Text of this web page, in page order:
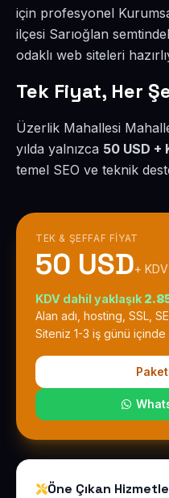
için profesyonel
ilçesi Sarıoğlan
odaklı web siteleri
Tek Fiyat, Her
Üzerlik Mahallesi
yılda yalnızca 50 USD +
temel SEO ve teknik
TEK & ŞEFFAF FIYAT
50 USD+ KDV
KDV dahil yaklaşık
Alan adı, hosting, SSL,
Siteniz 1-3 iş günü içinde
Öne Çıkan